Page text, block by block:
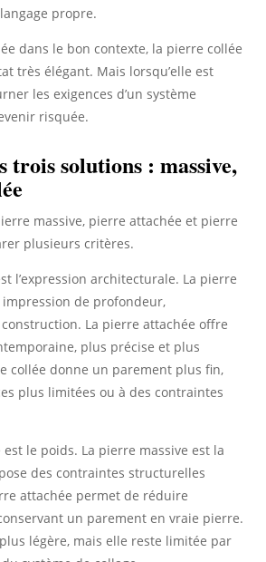
propre.
dans le bon contexte, la pierre collée
très élégant. Mais lorsqu’elle est
les exigences d’un système
risquée.
trois solutions : massive,
massive, pierre attachée et pierre
plusieurs critères.
l’expression architecturale. La pierre
de profondeur,
La pierre attachée offre
plus précise et plus
collée donne un parement plus fin,
plus limitées ou à des contraintes
le poids. La pierre massive est la
des contraintes structurelles
attachée permet de réduire
un parement en vraie pierre.
légère, mais elle reste limitée par